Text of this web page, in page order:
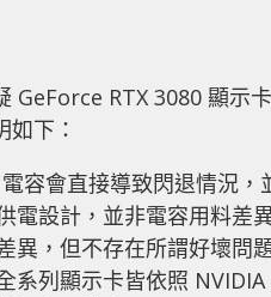
GeForce RTX 3080 顯示
下：
容會直接導致閃退情況
電設計，並非電容用料差
異，但不存在所謂好壞問
系列顯示卡皆依照